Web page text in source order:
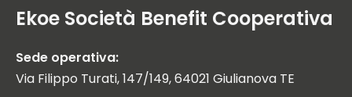
Ekoe Società Benefit Cooperativa
Sede operativa:
Via Filippo Turati, 147/149, 64021 Giulianova TE